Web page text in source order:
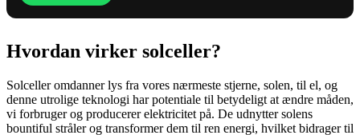
Hvordan virker solceller?
Solceller omdanner lys fra vores nærmeste stjerne, solen, til el, og
denne utrolige teknologi har potentiale til betydeligt at ændre måden,
vi forbruger og producerer elektricitet på. De udnytter solens
bountiful stråler og transformer dem til ren energi, hvilket bidrager til